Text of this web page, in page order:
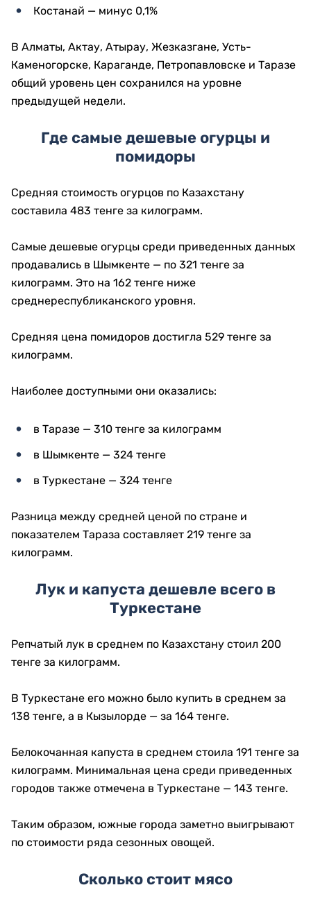
Костанай — минус 0,1%
В Алматы, Актау, Атырау, Жезказгане, Усть-
Каменогорске, Караганде, Петропавловске и Таразе
общий уровень цен сохранился на уровне
предыдущей недели.
Где самые дешевые огурцы и
помидоры
Средняя стоимость огурцов по Казахстану
составила 483 тенге за килограмм.
Самые дешевые огурцы среди приведенных данных
продавались в Шымкенте — по 321 тенге за
килограмм. Это на 162 тенге ниже
среднереспубликанского уровня.
Средняя цена помидоров достигла 529 тенге за
килограмм.
Наиболее доступными они оказались:
в Таразе — 310 тенге за килограмм
в Шымкенте — 324 тенге
в Туркестане — 324 тенге
Разница между средней ценой по стране и
показателем Тараза составляет 219 тенге за
килограмм.
Лук и капуста дешевле всего в
Туркестане
Репчатый лук в среднем по Казахстану стоил 200
тенге за килограмм.
В Туркестане его можно было купить в среднем за
138 тенге, а в Кызылорде — за 164 тенге.
Белокочанная капуста в среднем стоила 191 тенге за
килограмм. Минимальная цена среди приведенных
городов также отмечена в Туркестане — 143 тенге.
Таким образом, южные города заметно выигрывают
по стоимости ряда сезонных овощей.
Сколько стоит мясо